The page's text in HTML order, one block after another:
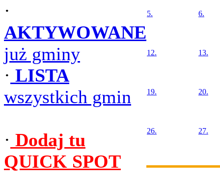
·
AKTYWOWANE
już gminy
· LISTA
wszystkich gmin
· Dodaj tu
QUICK SPOT
5. 6.
12. 13.
19. 20.
26. 27.